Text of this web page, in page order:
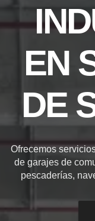
EN
DE
Ofrecemos
de garajes de
pescaderías,